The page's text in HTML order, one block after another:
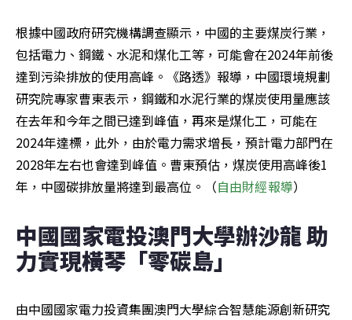
根據中國政府研究機構調查顯示，中國的主要煤炭行業，
包括電力、鋼鐵、水泥和煤化工等，可能會在2024年前後
達到污染排放的使用高峰。《路透》報導，中國環境規劃
研究院專家曹東表示，鋼鐵和水泥行業的煤炭使用量應該
在去年和今年之間已達到峰值，再來是煤化工，可能在
2024年達標，此外，由於電力需求增長，預計電力部門在
2028年左右也會達到峰值。曹東預估，煤炭使用高峰後1
年，中國碳排放量將達到最高位。（自由財經報導）
中國國家電投澳門大學辦沙龍 助
力實現橫琴「零碳島」
由中國國家電力投資集團澳門大學綜合智慧能源創新研究